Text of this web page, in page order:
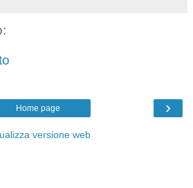
›
Home page
versione web